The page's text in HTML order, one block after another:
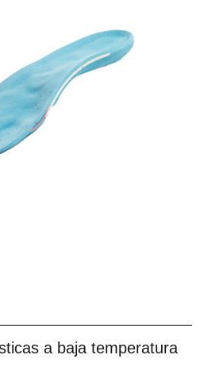
a baja temperatura